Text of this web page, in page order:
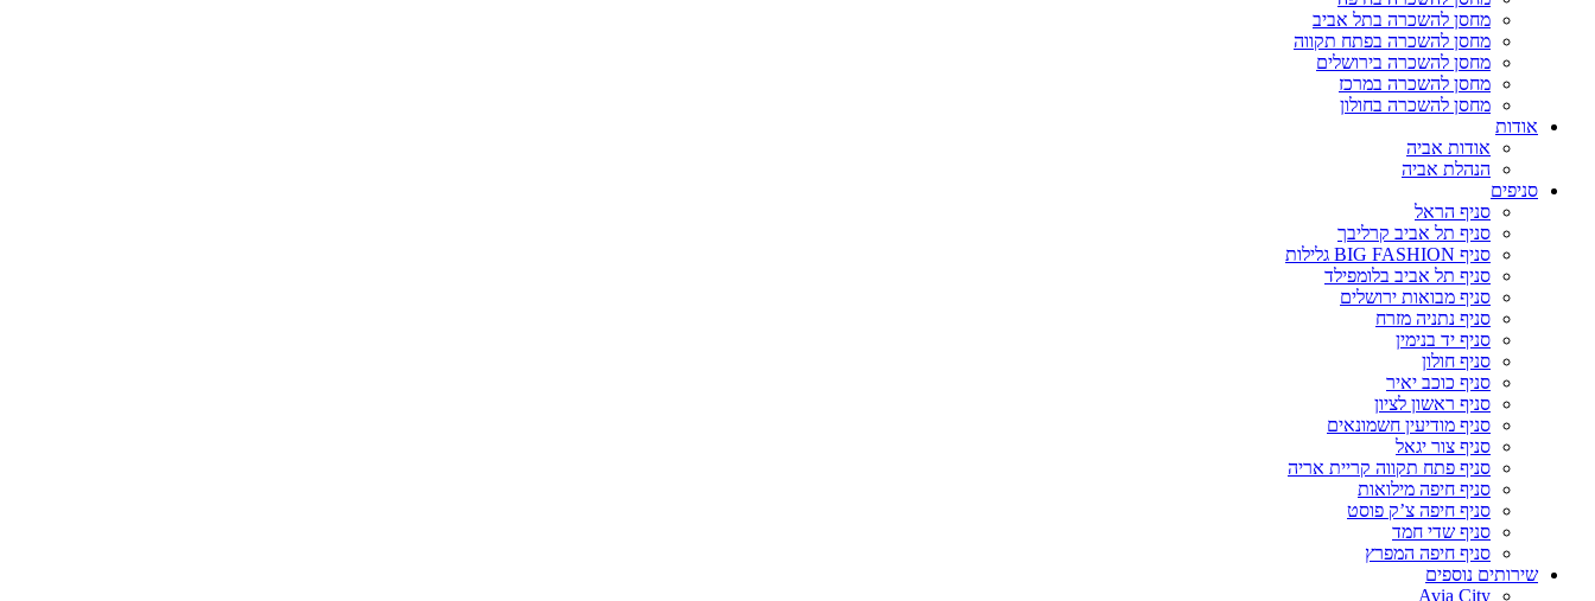
מחסן להשכרה בתל אביב
מחסן להשכרה בפתח תקווה
מחסן להשכרה בירושלים
מחסן להשכרה במרכז
מחסן להשכרה בחולון
אודות
אודות אביה
הנהלת אביה
סניפים
סניף הראל
סניף תל אביב קרליבך
סניף BIG FASHION גלילות
סניף תל אביב בלומפילד
סניף מבואות ירושלים
סניף נתניה מזרח
סניף יד בנימין
סניף חולון
סניף כוכב יאיר
סניף ראשון לציון
סניף מודיעין חשמונאים
סניף צור יגאל
סניף פתח תקווה קריית אריה
סניף חיפה מילואות
סניף חיפה צ’ק פוסט
סניף שדי חמד
סניף חיפה המפרץ
שירותים נוספים
Avia City